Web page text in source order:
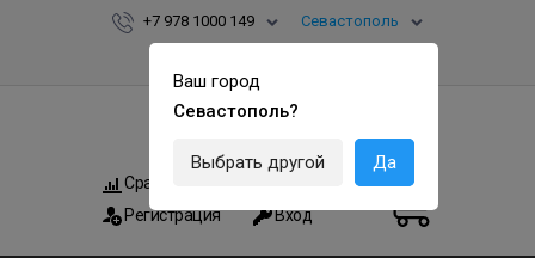
Ваш город
Севастополь?
Выбрать другой Да
+7 978 1000 149 Севастополь
Сравнить
Регистрация
Мои заказы
Вход
0